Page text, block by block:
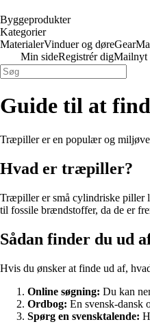
Byggeprodukter
Kategorier
MaterialerVinduer og døreGear
Min sideRegistrér digMailnyt
Guide til at
Træpiller er en populær og
Hvad er træpiller?
Træpiller er små cylindriske piller
til fossile brændstoffer, da de er
Sådan finder du ud
Hvis du ønsker at finde ud af,
Online søgning: Du kan
Ordbog: En svensk-dansk
Spørg en svensktalende: